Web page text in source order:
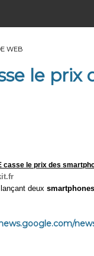
WEB
le
casse le prix des
deux smartphones